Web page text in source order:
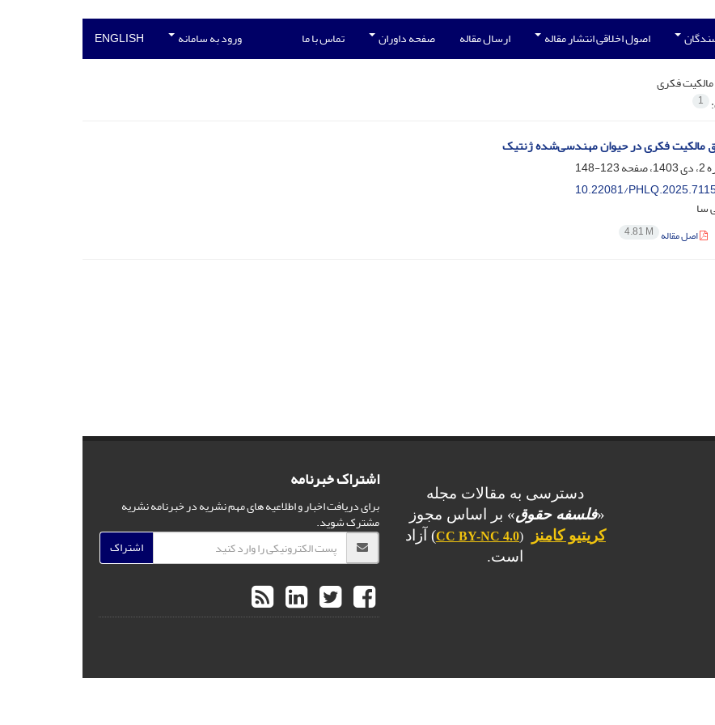
اصول اخلاقی انتشار مقاله ارسال مقاله صفحه داوران تماس با ما ورود به سامانه ENGLISH
مالکیت فکری
1
مالکیت فکری در حیوان مهندسی‌شده ژنتیک
123-148
10.22081/
سا
اصل مقاله 4.81 M
دسترسی به مقالات مجله
«فلسفه حقوق» بر اساس مجوز
کریتیو کامنز
(
CC BY-NC 4.0) آزاد
است.
اشتراک خبرنامه
برای دریافت اخبار و اطلاعیه های مهم نشریه در خبرنامه نشریه
مشترک شوید.
اشتراک